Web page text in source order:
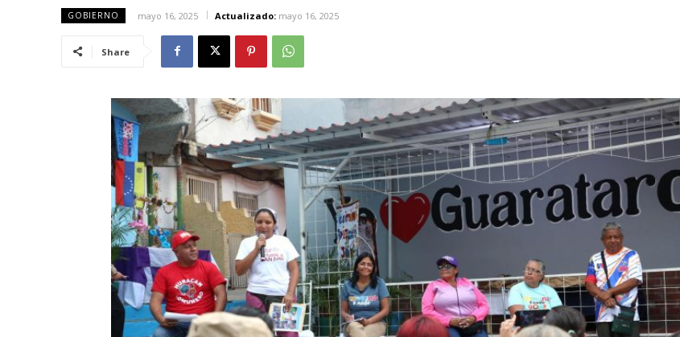
GOBIERNO mayo 16, 2025 Actualizado: mayo 16, 2025
Share